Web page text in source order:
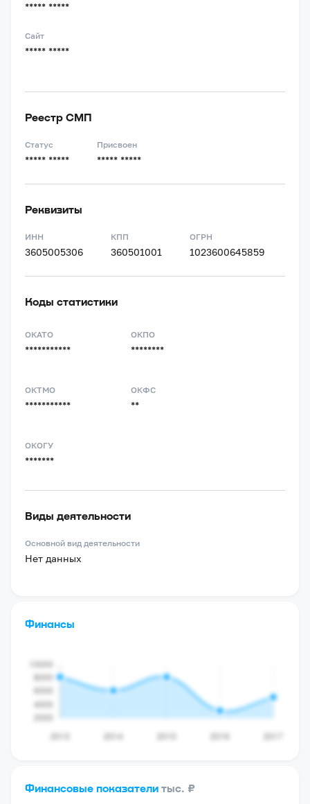
***** *****
Сайт
***** *****
Реестр СМП
Статус
***** *****
Присвоен
***** *****
Реквизиты
ИНН
3605005306
КПП
360501001
ОГРН
1023600645859
Коды статистики
ОКАТО
***********
ОКПО
********
ОКТМО
***********
ОКФС
**
ОКОГУ
*******
Виды деятельности
Основной вид деятельности
Нет данных
Финансы
Финансовые показатели тыс. ₽